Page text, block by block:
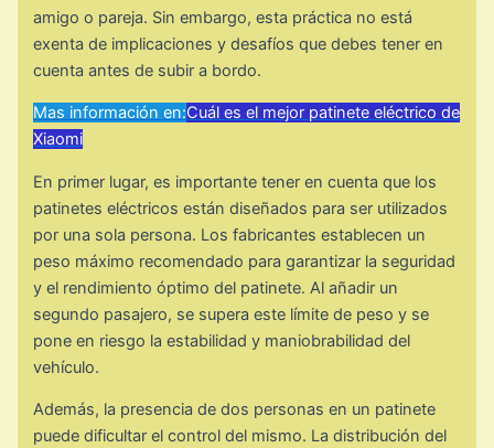
amigo o pareja. Sin embargo, esta práctica no está
exenta de implicaciones y desafíos que debes tener en
cuenta antes de subir a bordo.
Mas información en:Cuál es el mejor patinete eléctrico de
Xiaomi
En primer lugar, es importante tener en cuenta que los
patinetes eléctricos están diseñados para ser utilizados
por una sola persona. Los fabricantes establecen un
peso máximo recomendado para garantizar la seguridad
y el rendimiento óptimo del patinete. Al añadir un
segundo pasajero, se supera este límite de peso y se
pone en riesgo la estabilidad y maniobrabilidad del
vehículo.
Además, la presencia de dos personas en un patinete
puede dificultar el control del mismo. La distribución del